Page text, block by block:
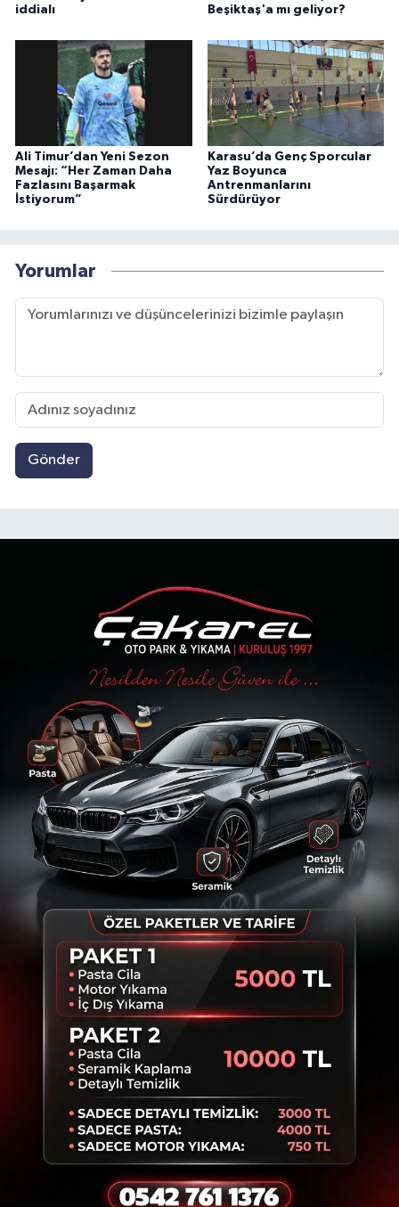
iddialı
Beşiktaş'a mı geliyor?
Ali Timur’dan Yeni Sezon
Mesajı: “Her Zaman Daha
Fazlasını Başarmak
İstiyorum”
Karasu’da Genç Sporcular
Yaz Boyunca
Antrenmanlarını
Sürdürüyor
Yorumlar
Gönder